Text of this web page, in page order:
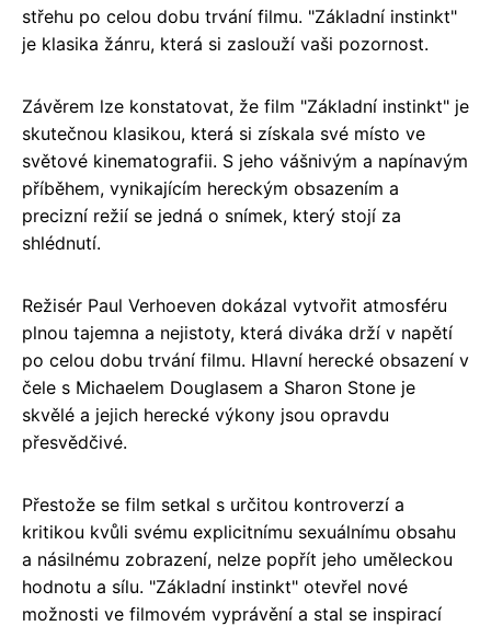
střehu po celou dobu trvání filmu. "Základní instinkt"
je klasika žánru, která si zaslouží vaši pozornost.
Závěrem lze konstatovat, že film "Základní instinkt" je
skutečnou klasikou, která si získala své místo ve
světové kinematografii. S jeho vášnivým a napínavým
příběhem, vynikajícím hereckým obsazením a
precizní režií se jedná o snímek, který stojí za
shlédnutí.
Režisér Paul Verhoeven dokázal vytvořit atmosféru
plnou tajemna a nejistoty, která diváka drží v napětí
po celou dobu trvání filmu. Hlavní herecké obsazení v
čele s Michaelem Douglasem a Sharon Stone je
skvělé a jejich herecké výkony jsou opravdu
přesvědčivé.
Přestože se film setkal s určitou kontroverzí a
kritikou kvůli svému explicitnímu sexuálnímu obsahu
a násilnému zobrazení, nelze popřít jeho uměleckou
hodnotu a sílu. "Základní instinkt" otevřel nové
možnosti ve filmovém vyprávění a stal se inspirací